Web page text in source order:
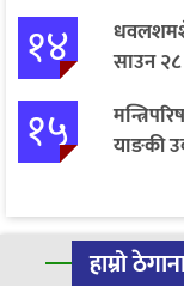
१४
धवलशमशेर
साउन २८
१५
याङकी
हाम्रो